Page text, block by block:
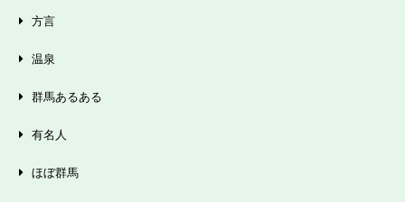
方言
温泉
群馬あるある
有名人
ほぼ群馬